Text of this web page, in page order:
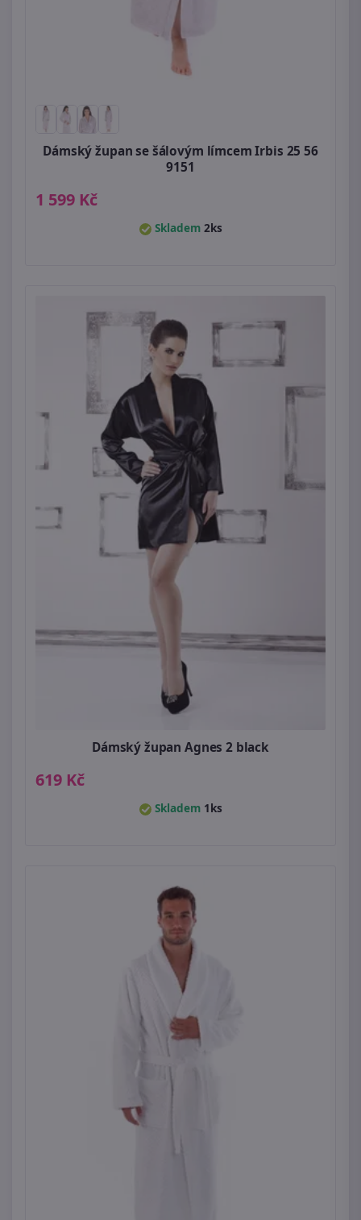
Dámský župan se šálovým límcem Irbis 25 56
9151
1 599 Kč
Skladem 2ks
Dámský župan Agnes 2 black
619 Kč
Skladem 1ks